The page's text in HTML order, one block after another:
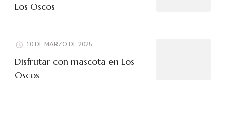
Los Oscos
10 DE MARZO DE 2025
Disfrutar con mascota en Los
Oscos